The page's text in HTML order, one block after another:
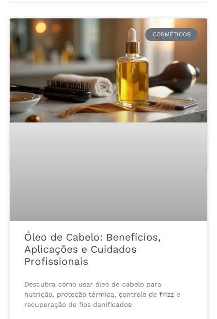
COSMÉTICOS
Óleo de Cabelo: Benefícios,
Aplicações e Cuidados
Profissionais
Descubra como usar óleo de cabelo para
nutrição, proteção térmica, controle de frizz e
recuperação de fios danificados.